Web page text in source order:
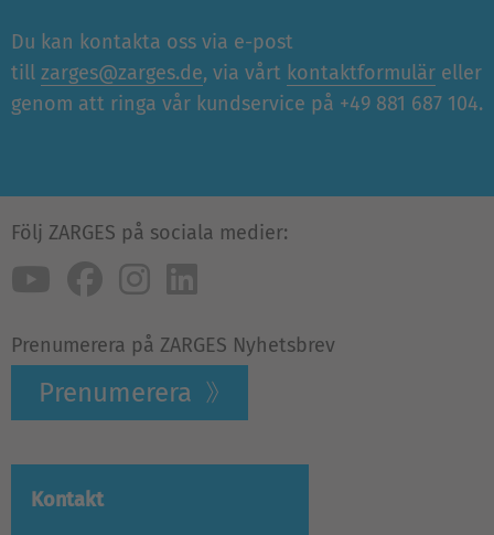
Du kan kontakta oss via e-post
till zarges@zarges.de, via vårt kontaktformulär eller
genom att ringa vår kundservice på +49 881 687 104.
Följ ZARGES på sociala medier:
Prenumerera på ZARGES Nyhetsbrev
Prenumerera
Kontakt